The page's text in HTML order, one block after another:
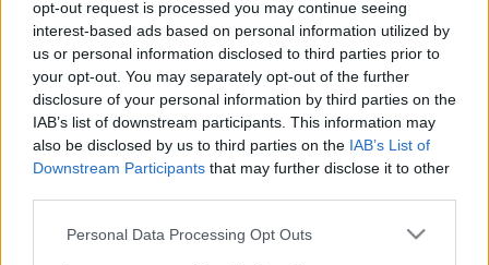
opt-out request is processed you may continue seeing
interest-based ads based on personal information utilized by
us or personal information disclosed to third parties prior to
your opt-out. You may separately opt-out of the further
disclosure of your personal information by third parties on the
IAB’s list of downstream participants. This information may
also be disclosed by us to third parties on the IAB’s List of
Downstream Participants that may further disclose it to other
Please note that this website/app uses one or more Google
Personal Data Processing Opt Outs
tartalmak is, mint az élő eseményeinken rögzített
felvételek.